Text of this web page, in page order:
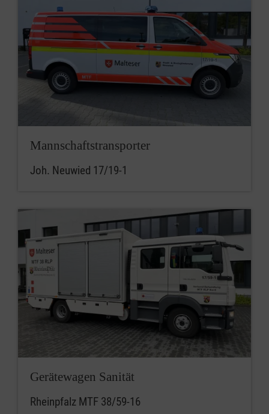
Mannschaftstransporter
Joh. Neuwied 17/19-1
Gerätewagen Sanität
Rheinpfalz MTF 38/59-16